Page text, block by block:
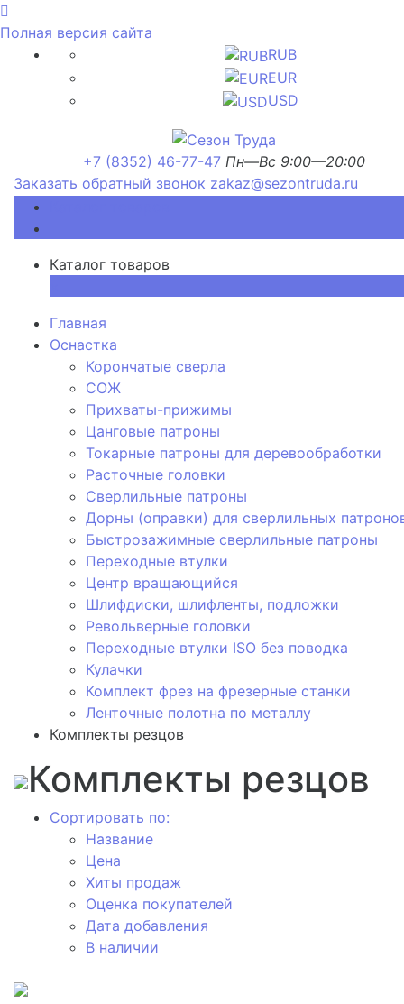
Полная версия сайта
RUB
EUR
USD
+7 (8352) 46-77-47 Пн—Вс 9:00—20:00
Заказать обратный звонок zakaz@sezontruda.ru
Каталог товаров
Главная
Оснастка
Корончатые сверла
СОЖ
Прихваты-прижимы
Цанговые патроны
Токарные патроны для деревообработки
Расточные головки
Сверлильные патроны
Дорны (оправки) для сверлильных
Быстрозажимные сверлильные патроны
Переходные втулки
Центр вращающийся
Шлифдиски, шлифленты, подложки
Револьверные головки
Переходные втулки ISO без поводка
Кулачки
Комплект фрез на фрезерные станки
Ленточные полотна по металлу
Комплекты резцов
Комплекты резцов
Сортировать по:
Название
Цена
Хиты продаж
Оценка покупателей
Дата добавления
В наличии